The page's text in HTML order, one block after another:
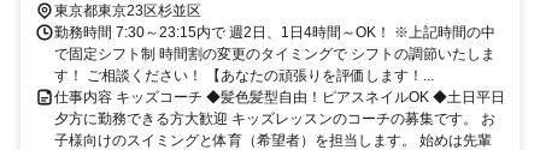
東京都東京23区杉並区
勤務時間 7:30～23:15内で 週2日、1日4時間～OK！ ※上記時間の中
で固定シフト制 時間割の変更のタイミングで シフトの調節いたしま
す！ ご相談ください！ 【あなたの頑張りを評価します！...
仕事内容 キッズコーチ ◆髪色髪型自由！ピアスネイルOK ◆土日平日
夕方に勤務できる方大歓迎 キッズレッスンのコーチの募集です。 お
子様向けのスイミングと体育（希望者）を担当します。 始めは先輩